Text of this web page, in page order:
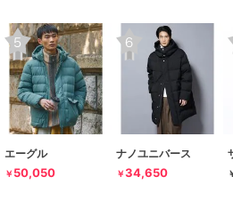
エーグル
￥ 50,050
ナノユニバース
￥34,650